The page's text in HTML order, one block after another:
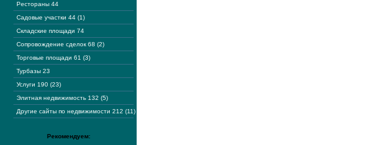
Рестораны 44
Садовые участки 44 (1)
Складские площади 74
Сопровождение сделок 68 (2)
Торговые площади 61 (3)
Турбазы 23
Услуги 190 (23)
Элитная недвижимость 132 (5)
Другие сайты по недвижимости 212 (11)
Рекомендуем: